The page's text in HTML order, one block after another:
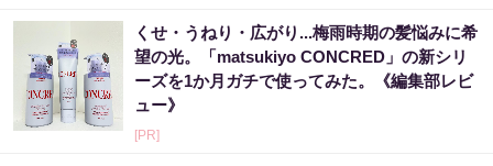
くせ・うねり・広がり...梅雨時期の髪悩みに希
望の光。「matsukiyo CONCRED」の新シリ
ーズを1か月ガチで使ってみた。《編集部レビ
ュー》
[PR]